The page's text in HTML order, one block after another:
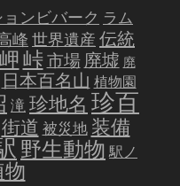
ンビバーク ラム
峰 世界遺産 伝統
岬峠市場 廃墟 廃
日本百名山 植物園
滝珍地名 珍百
街道 被災地 装備
野生動物 駅ノ